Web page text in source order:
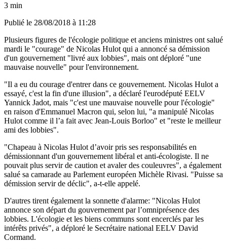
3 min
Publié le 28/08/2018 à 11:28
Plusieurs figures de l'écologie politique et anciens ministres ont salué
mardi le "courage" de Nicolas Hulot qui a annoncé sa démission
d'un gouvernement "livré aux lobbies", mais ont déploré "une
mauvaise nouvelle" pour l'environnement.
"Il a eu du courage d'entrer dans ce gouvernement. Nicolas Hulot a
essayé, c'est la fin d'une illusion", a déclaré l'eurodéputé EELV
Yannick Jadot, mais "c'est une mauvaise nouvelle pour l'écologie"
en raison d'Emmanuel Macron qui, selon lui, "a manipulé Nicolas
Hulot comme il l’a fait avec Jean-Louis Borloo" et "reste le meilleur
ami des lobbies".
"Chapeau à Nicolas Hulot d’avoir pris ses responsabilités en
démissionnant d'un gouvernement libéral et anti-écologiste. Il ne
pouvait plus servir de caution et avaler des couleuvres", a également
salué sa camarade au Parlement européen Michèle Rivasi. "Puisse sa
démission servir de déclic", a-t-elle appelé.
D'autres tirent également la sonnette d'alarme: "Nicolas Hulot
annonce son départ du gouvernement par l’omniprésence des
lobbies. L'écologie et les biens communs sont encerclés par les
intérêts privés", a déploré le Secrétaire national EELV David
Cormand.